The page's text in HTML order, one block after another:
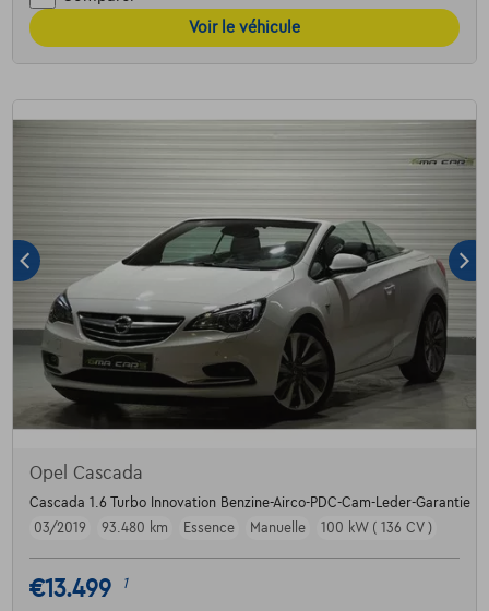
Voir le véhicule
Opel Cascada
Cascada 1.6 Turbo Innovation Benzine-Airco-PDC-Cam-Leder-Garantie
03/2019
93.480 km Essence Manuelle 100 kW ( 136 CV )
€13.499 1